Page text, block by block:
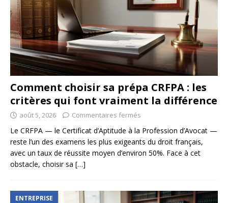
Comment choisir sa prépa CRFPA : les
critères qui font vraiment la différence
août 5, 2026 Commentaires fermés
Le CRFPA — le Certificat d’Aptitude à la Profession d’Avocat —
reste l’un des examens les plus exigeants du droit français,
avec un taux de réussite moyen d’environ 50%. Face à cet
obstacle, choisir sa […]
ENTREPRISE